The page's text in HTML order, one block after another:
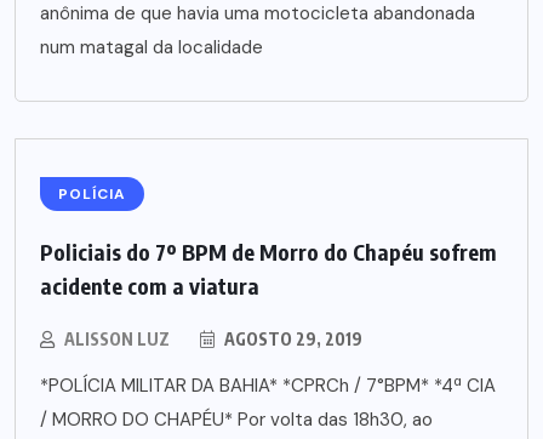
anônima de que havia uma motocicleta abandonada
num matagal da localidade
POLÍCIA
Policiais do 7º BPM de Morro do Chapéu sofrem
acidente com a viatura
ALISSON LUZ AGOSTO 29, 2019
*POLÍCIA MILITAR DA BAHIA* *CPRCh / 7°BPM* *4ª CIA
/ MORRO DO CHAPÉU* Por volta das 18h30, ao